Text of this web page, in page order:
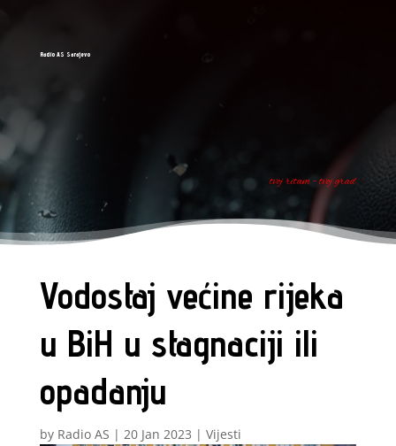
Radio AS Sarajevo
tvoj ritam - tvoj grad
Vodostaj većine rijeka
u BiH u stagnaciji ili
opadanju
by Radio AS | 20 Jan 2023 | Vijesti